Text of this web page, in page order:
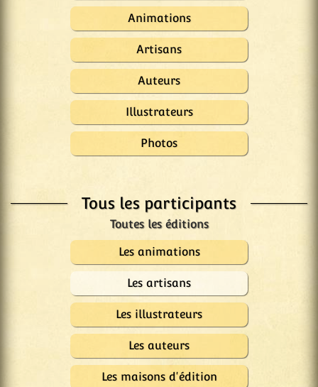
Animations
Artisans
Auteurs
Illustrateurs
Photos
Tous les participants
Les animations
Les artisans
Les illustrateurs
Les auteurs
Les maisons d'édition